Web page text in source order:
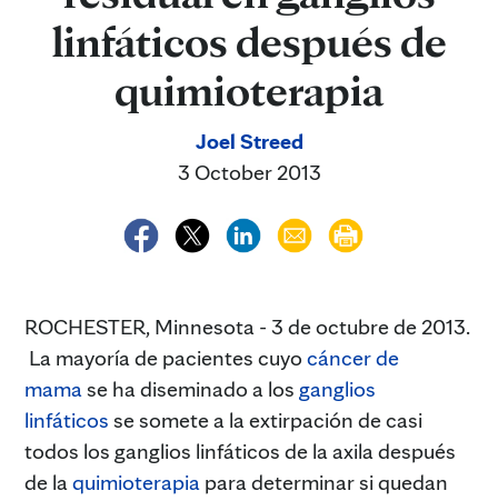
linfáticos después de
quimioterapia
Joel Streed
3 October 2013
ROCHESTER, Minnesota - 3 de octubre de 2013.
La mayoría de pacientes cuyo cáncer de
mama se ha diseminado a los ganglios
linfáticos se somete a la extirpación de casi
todos los ganglios linfáticos de la axila después
de la quimioterapia para determinar si quedan